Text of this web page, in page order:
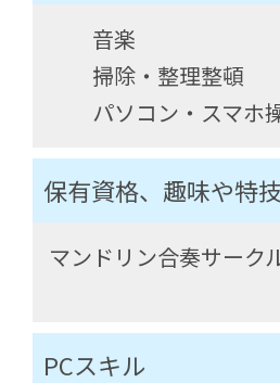
音楽
掃除・整理整頓
パソコン・スマホ
保有資格、趣味や特
マンドリン合奏サーク
PCスキル